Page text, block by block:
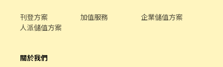
求職免收費❌絕無詐騙
刊登方案 加值服務
企業儲值方案
人派儲值方案
關於我們